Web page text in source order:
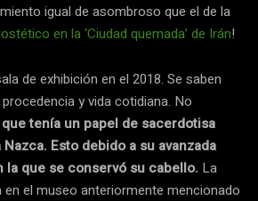
igual de asombroso que el de la
en la ‘Ciudad quemada’ de Irán!
de exhibición en el 2018. Se saben
y vida cotidiana. No
tenía un papel de sacerdotisa
Esto debido a su avanzada
la que se conservó su cabello. La
el museo anteriormente mencionado